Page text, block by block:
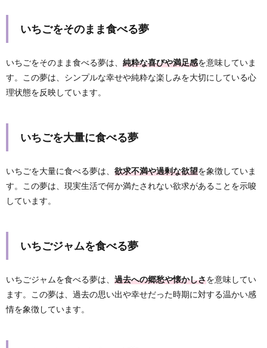
いちごをそのまま食べる夢
いちごをそのまま食べる夢は、 純粋な喜びや満足感を意味していま
す。この夢は、シンプルな幸せや純粋な楽しみを大切にしている心
理状態を反映しています。
いちごを大量に食べる夢
いちごを大量に食べる夢は、 欲求不満や過剰な欲望を象徴していま
す。この夢は、現実生活で何か満たされない欲求があることを示唆
しています。
いちごジャムを食べる夢
いちごジャムを食べる夢は、 過去への郷愁や懐かしさを意味してい
ます。この夢は、過去の思い出や幸せだった時期に対する温かい感
情を象徴しています。